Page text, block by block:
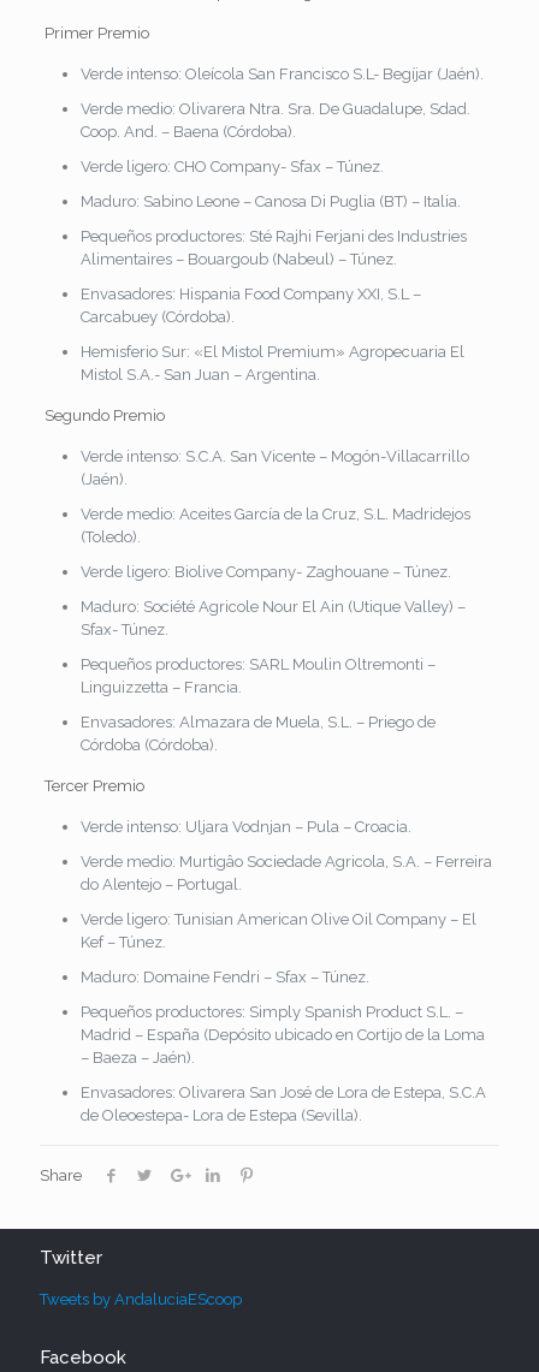
Primer Premio
Verde intenso: Oleícola San Francisco S.L- Begíjar (Jaén).
Verde medio: Olivarera Ntra. Sra. De Guadalupe, Sdad.
Coop. And. – Baena (Córdoba).
Verde ligero: CHO Company- Sfax – Túnez.
Maduro: Sabino Leone – Canosa Di Puglia (BT) – Italia.
Pequeños productores: Sté Rajhi Ferjani des Industries
Alimentaires – Bouargoub (Nabeul) – Túnez.
Envasadores: Hispania Food Company XXI, S.L –
Carcabuey (Córdoba).
Hemisferio Sur: «El Mistol Premium» Agropecuaria El
Mistol S.A.- San Juan – Argentina.
Segundo Premio
Verde intenso: S.C.A. San Vicente – Mogón-Villacarrillo
(Jaén).
Verde medio: Aceites García de la Cruz, S.L. Madridejos
(Toledo).
Verde ligero: Biolive Company- Zaghouane – Túnez.
Maduro: Société Agricole Nour El Ain (Utique Valley) –
Sfax- Túnez.
Pequeños productores: SARL Moulin Oltremonti –
Linguizzetta – Francia.
Envasadores: Almazara de Muela, S.L. – Priego de
Córdoba (Córdoba).
Tercer Premio
Verde intenso: Uljara Vodnjan – Pula – Croacia.
Verde medio: Murtigâo Sociedade Agricola, S.A. – Ferreira
do Alentejo – Portugal.
Verde ligero: Tunisian American Olive Oil Company – El
Kef – Túnez.
Maduro: Domaine Fendri – Sfax – Túnez.
Pequeños productores: Simply Spanish Product S.L. –
Madrid – España (Depósito ubicado en Cortijo de la Loma
– Baeza – Jaén).
Envasadores: Olivarera San José de Lora de Estepa, S.C.A
de Oleoestepa- Lora de Estepa (Sevilla).
Share
Twitter
Tweets by AndaluciaEScoop
Facebook